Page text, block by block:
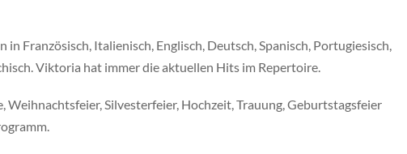
Französisch, Italienisch, Englisch, Deutsch, Spanisch, Portugiesisch,
Viktoria hat immer die aktuellen Hits im Repertoire.
Weihnachtsfeier, Silvesterfeier, Hochzeit, Trauung, Geburtstagsfeier